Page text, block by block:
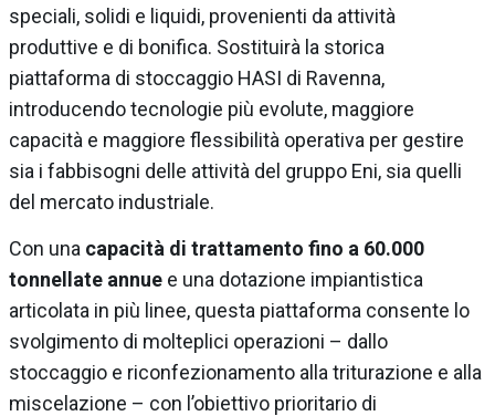
speciali, solidi e liquidi, provenienti da attività
produttive e di bonifica. Sostituirà la storica
piattaforma di stoccaggio HASI di Ravenna,
introducendo tecnologie più evolute, maggiore
capacità e maggiore flessibilità operativa per gestire
sia i fabbisogni delle attività del gruppo Eni, sia quelli
del mercato industriale.
Con una capacità di trattamento fino a 60.000
tonnellate annue e una dotazione impiantistica
articolata in più linee, questa piattaforma consente lo
svolgimento di molteplici operazioni – dallo
stoccaggio e riconfezionamento alla triturazione e alla
miscelazione – con l’obiettivo prioritario di